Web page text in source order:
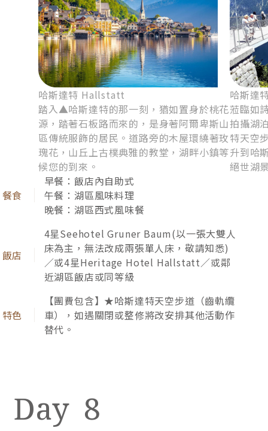
堪稱世界最夢幻的紅色城鎮，看著牆上的一磚一瓦，
述說羅森伯格貴族的輝煌，以及五瓣玫瑰花的往昔榮
哈斯達特 Hallstatt
踏入▲哈斯達特的那一刻，猶如置身於桃花
源，踏著石板路而來的，是身著阿爾卑斯山
區傳統服飾的居民。道路旁的木屋環繞著玫
瑰花，山丘上古樸典雅的教堂，湖畔小鎮等
候您的到來。
哈斯達
蒞臨如
拍攝湖
特天空
升到哈
絕世湖
早餐：飯店內自助式
午餐：湖區風味料理
晚餐：湖區西式風味餐
4星Seehotel Gruner Baum(以一張大雙人
床為主，無法改成兩張單人床，敬請知悉)
／或4星Heritage Hotel Hallstatt／或鄰
近湖區飯店或同等級
【團費包含】★哈斯達特天空步道（齒軌纜
車），如遇關閉或整修將改安排其他活動作
替代。
8